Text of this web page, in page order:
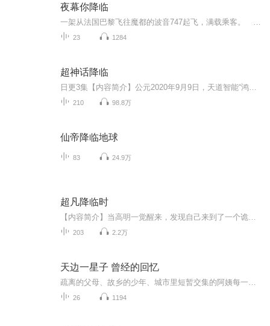
夜幕你降临
23 1284
超神话降临
210 98.8万
仙帝降临地球
83 24.9万
超凡降临时
203 2.2万
天边一星子 曾经的回忆
26 1194